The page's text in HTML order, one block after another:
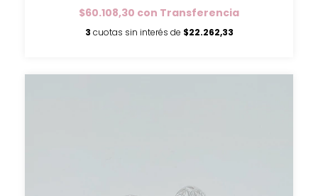
$60.108,30 con Transferencia
3 cuotas sin interés de $22.262,33